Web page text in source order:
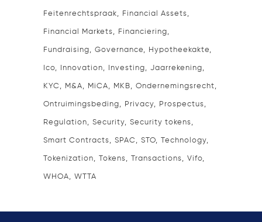
Feitenrechtspraak Financial Assets
Financial Markets Financiering
Fundraising Governance Hypotheekakte
Ico Innovation Investing Jaarrekening
KYC M&A MiCA MKB Ondernemingsrecht
Ontruimingsbeding Privacy Prospectus
Regulation Security Security tokens
Smart Contracts SPAC STO Technology
Tokenization Tokens Transactions Vifo
WHOA WTTA